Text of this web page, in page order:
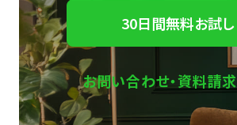
30日間無料お試し
お問い合わせ・資料請求